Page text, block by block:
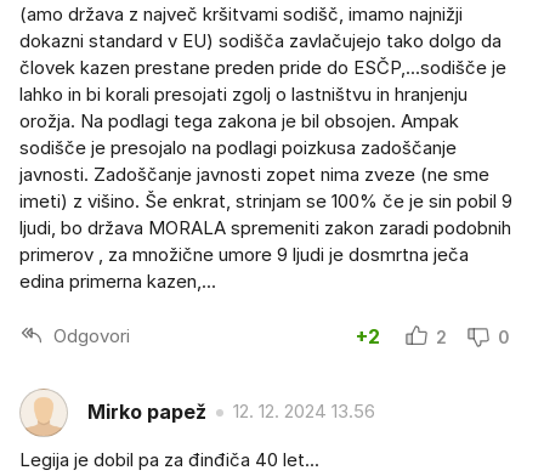
(amo država z največ kršitvami sodišč, imamo najnižji
dokazni standard v EU) sodišča zavlačujejo tako dolgo da
človek kazen prestane preden pride do ESČP,...sodišče je
lahko in bi korali presojati zgolj o lastništvu in hranjenju
orožja. Na podlagi tega zakona je bil obsojen. Ampak
sodišče je presojalo na podlagi poizkusa zadoščanje
javnosti. Zadoščanje javnosti zopet nima zveze (ne sme
imeti) z višino. Še enkrat, strinjam se 100% če je sin pobil 9
ljudi, bo država MORALA spremeniti zakon zaradi podobnih
primerov , za množične umore 9 ljudi je dosmrtna ječa
edina primerna kazen,...
Odgovori +2 2 0
Mirko papež 12. 12. 2024 13.56
Legija je dobil pa za đinđiča 40 let...